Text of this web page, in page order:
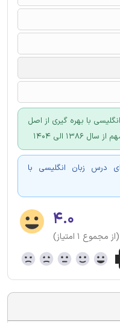
با بهره گیری از اصل
الی 1404
درس زبان انگلیسی با
۴.۰
(از مجموع ۱ امتیاز)